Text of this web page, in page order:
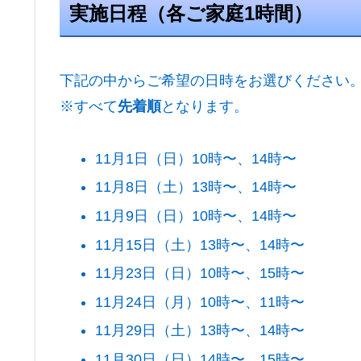
実施日程（各ご家庭1時間）
下記の中からご希望の日時をお選びください
※すべて先着順となります。
11月1日（日）10時〜、14時〜
11月8日（土）13時〜、14時〜
11月9日（日）10時〜、14時〜
11月15日（土）13時〜、14時〜
11月23日（日）10時〜、15時〜
11月24日（月）10時〜、11時〜
11月29日（土）13時〜、14時〜